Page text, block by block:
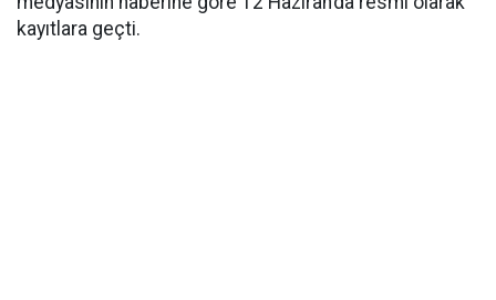
kayıtlara geçti.